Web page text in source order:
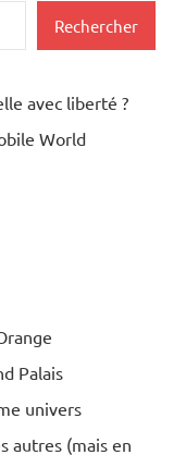
Rechercher
avec liberté ?
World
Palais
univers
autres (mais en